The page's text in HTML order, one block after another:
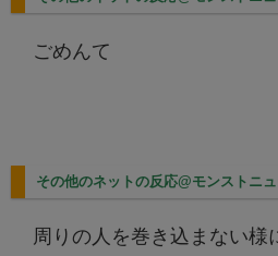
ごめんて
その他のネットの反応@モンストニ
周りの人を巻き込まない様